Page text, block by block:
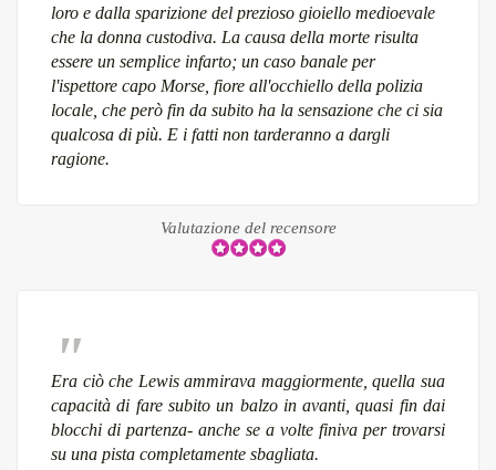
loro e dalla sparizione del prezioso gioiello medioevale
che la donna custodiva. La causa della morte risulta
essere un semplice infarto; un caso banale per
l'ispettore capo Morse, fiore all'occhiello della polizia
locale, che però fin da subito ha la sensazione che ci sia
qualcosa di più. E i fatti non tarderanno a dargli
ragione.
Valutazione del recensore
Era ciò che Lewis ammirava maggiormente, quella sua
capacità di fare subito un balzo in avanti, quasi fin dai
blocchi di partenza- anche se a volte finiva per trovarsi
su una pista completamente sbagliata.